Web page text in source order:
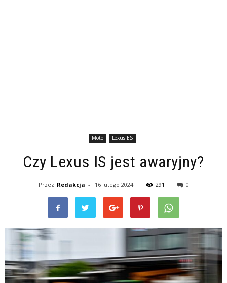
Moto Lexus ES
Czy Lexus IS jest awaryjny?
Przez Redakcja - 16 lutego 2024 291 0